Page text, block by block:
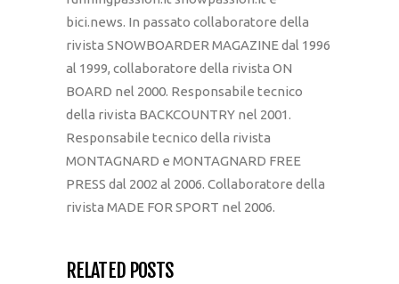
bici.news. In passato collaboratore della
rivista SNOWBOARDER MAGAZINE dal 1996
al 1999, collaboratore della rivista ON
BOARD nel 2000. Responsabile tecnico
della rivista BACKCOUNTRY nel 2001.
Responsabile tecnico della rivista
MONTAGNARD e MONTAGNARD FREE
PRESS dal 2002 al 2006. Collaboratore della
rivista MADE FOR SPORT nel 2006.
RELATED POSTS